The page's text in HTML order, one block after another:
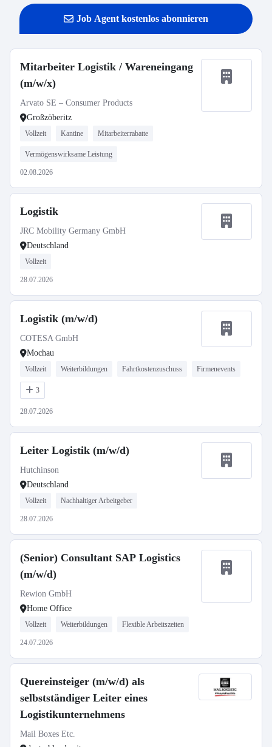
Job Agent kostenlos abonnieren
Mitarbeiter Logistik / Wareneingang
(m/w/x)
Arvato SE – Consumer Products
Großzöberitz
Vollzeit Kantine Mitarbeiterrabatte
Vermögenswirksame Leistung
02.08.2026
Logistik
JRC Mobility Germany GmbH
Deutschland
Vollzeit
28.07.2026
Logistik (m/w/d)
COTESA GmbH
Mochau
Vollzeit Weiterbildungen Fahrtkostenzuschuss Firmenevents
3
28.07.2026
Leiter Logistik (m/w/d)
Hutchinson
Deutschland
Vollzeit Nachhaltiger Arbeitgeber
28.07.2026
(Senior) Consultant SAP Logistics
(m/w/d)
Rewion GmbH
Home Office
Vollzeit Weiterbildungen Flexible Arbeitszeiten
24.07.2026
Quereinsteiger (m/w/d) als
selbstständiger Leiter eines
Logistikunternehmens
Mail Boxes Etc.